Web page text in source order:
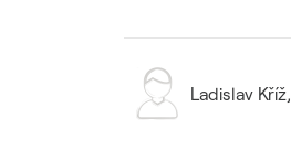
Ladislav Kříž,